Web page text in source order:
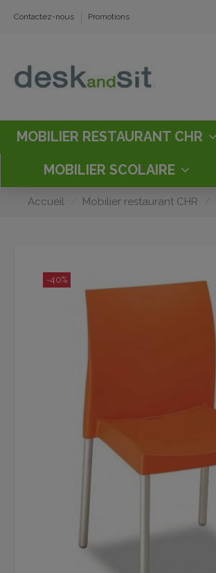
Contactez-nous Promotions
MOBILIER RESTAURANT CHR
MOBILIER SCOLAIRE
Accueil Mobilier restaurant CHR
-40%